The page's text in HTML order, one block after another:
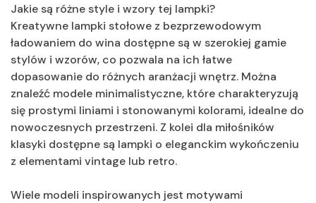
Jakie są różne style i wzory tej lampki?
Kreatywne lampki stołowe z bezprzewodowym
ładowaniem do wina dostępne są w szerokiej gamie
stylów i wzorów, co pozwala na ich łatwe
dopasowanie do różnych aranżacji wnętrz. Można
znaleźć modele minimalistyczne, które charakteryzują
się prostymi liniami i stonowanymi kolorami, idealne do
nowoczesnych przestrzeni. Z kolei dla miłośników
klasyki dostępne są lampki o eleganckim wykończeniu
z elementami vintage lub retro.
Wiele modeli inspirowanych jest motywami